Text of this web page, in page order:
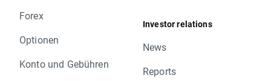
Forex
Optionen
Konto und Gebühren
Investor relations
News
Reports